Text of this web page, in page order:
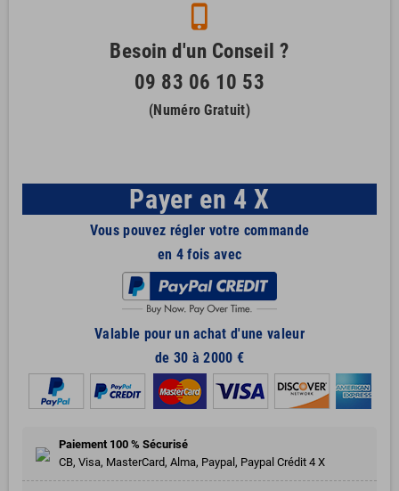
phone_iphone
Besoin d'un Conseil ?
09 83 06 10 53
(Numéro Gratuit)
Payer en 4 X
Vous pouvez régler votre commande
en 4 fois avec
Valable pour un achat d'une valeur
de 30 à 2000 €
Paiement 100 % Sécurisé
CB, Visa, MasterCard, Alma, Paypal, Paypal Crédit 4 X